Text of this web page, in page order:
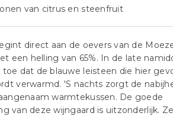
van citrus en steenfruit
direct aan de oevers van de
een helling van 65%. In de late
toe dat de blauwe leisteen die hier
verwarmd. 'S nachts zorgt de
warmtekussen. De goede
van deze wijngaard is uitzonderlijk.